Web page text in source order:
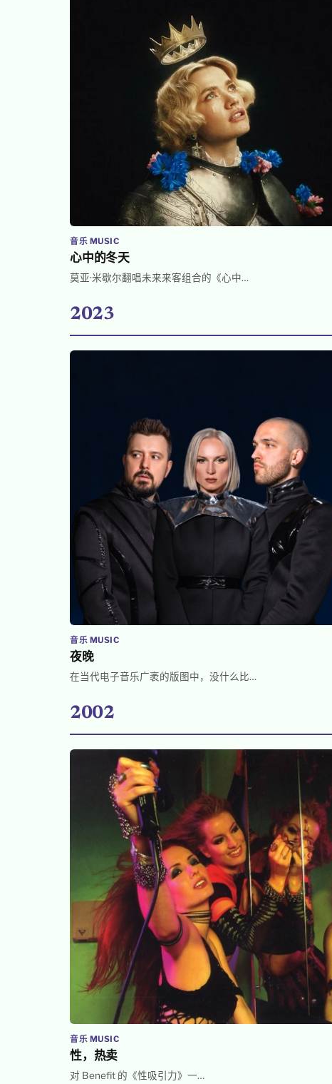
音乐 MUSIC
心中的冬天
莫亚·米歇尔翻唱未来来客组合的《心中…
2023
音乐 MUSIC
夜晚
在当代电子音乐广袤的版图中，没什么比…
2002
音乐 MUSIC
性，热卖
对 Benefit 的《性吸引力》一…